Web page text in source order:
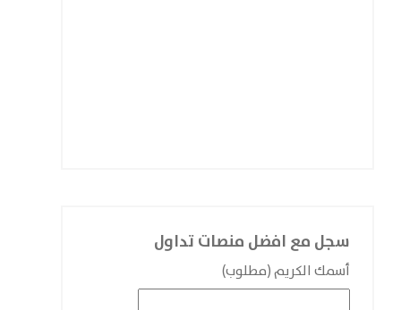
سجل مع افضل منصات تداول
أسمك الكريم (مطلوب)